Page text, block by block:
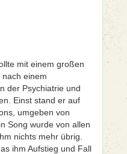
mit einem großen
einem
der Psychiatrie und
Einst stand er auf
umgeben von
Song wurde von allen
nichts mehr übrig.
ihm Aufstieg und Fall